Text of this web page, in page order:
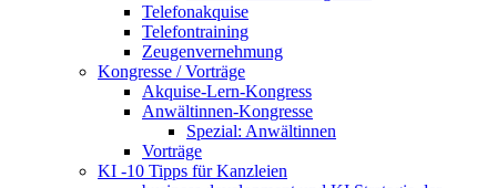
Telefonakquise
Telefontraining
Zeugenvernehmung
Kongresse / Vorträge
Akquise-Lern-Kongress
Anwältinnen-Kongresse
Spezial: Anwältinnen
Vorträge
KI -10 Tipps für Kanzleien